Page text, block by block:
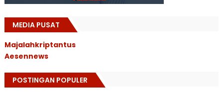
MEDIA PUSAT
Majalahkriptantus
Aesennews
POSTINGAN POPULER